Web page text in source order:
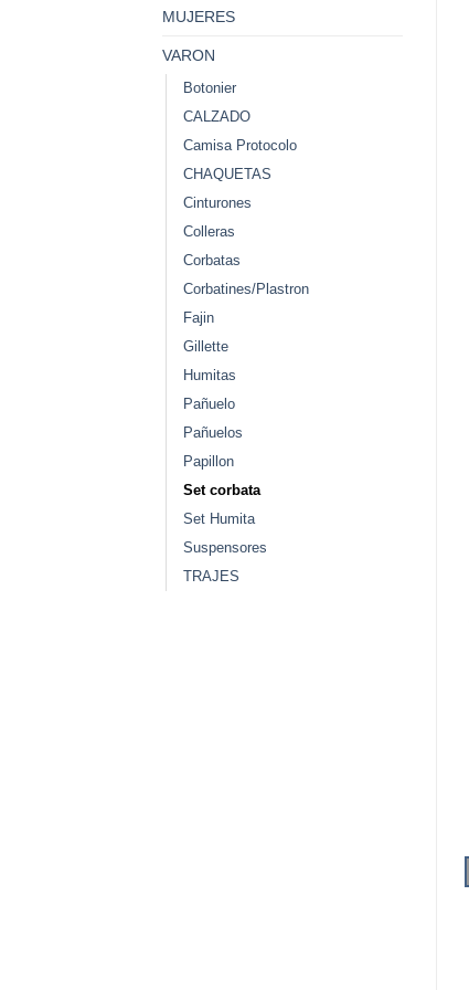
MUJERES
VARON
Botonier
CALZADO
Camisa Protocolo
CHAQUETAS
Cinturones
Colleras
Corbatas
Corbatines/Plastron
Fajin
Gillette
Humitas
Pañuelo
Pañuelos
Papillon
Set corbata
Set Humita
Suspensores
TRAJES